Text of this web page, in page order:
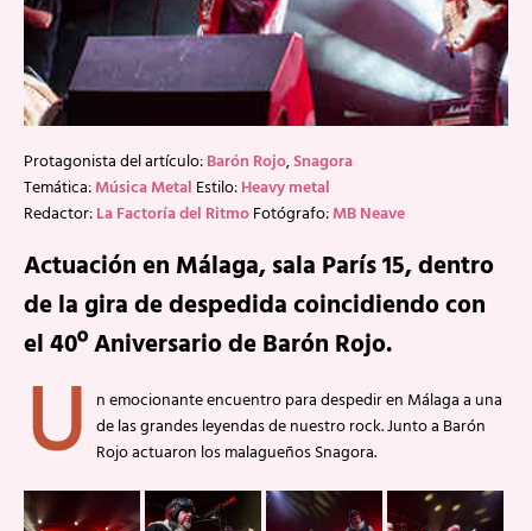
Protagonista del artículo:Barón Rojo,Snagora
Temática:Música Metal Estilo:Heavy metal
Redactor:La Factoría del RitmoFotógrafo:MB Neave
Actuación en Málaga, sala París 15, dentro
de la gira de despedida coincidiendo con
el 40º Aniversario de Barón Rojo.
U n emocionante encuentro para despedir en Málaga a una
de las grandes leyendas de nuestro rock. Junto a Barón
Rojo actuaron los malagueños Snagora.